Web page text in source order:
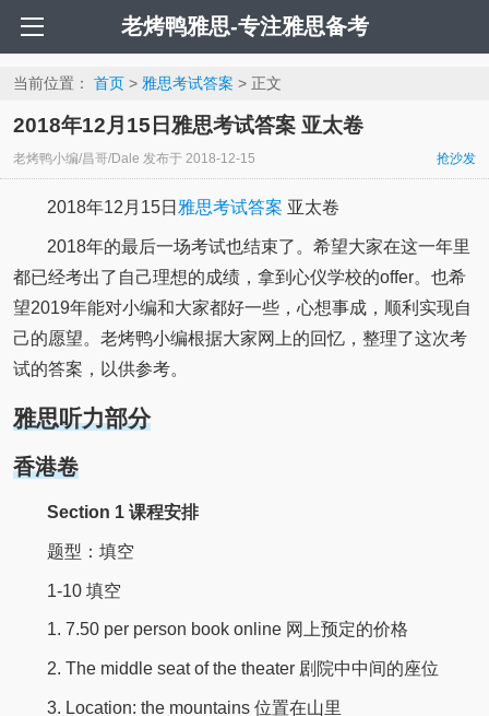
老烤鸭雅思-专注雅思备考
当前位置： 首页> 雅思考试答案 > 正文
2018年12月15日雅思考试答案 亚太卷
老烤鸭小编/昌哥/Dale 发布于 2018-12-15 抢沙发
2018年12月15日 雅思考试答案 亚太卷
2018年的最后一场考试也结束了。希望大家在这一年里
都已经考出了自己理想的成绩，拿到心仪学校的offer。也希
望2019年能对小编和大家都好一些，心想事成，顺利实现自
己的愿望。老烤鸭小编根据大家网上的回忆，整理了这次考
试的答案，以供参考。
雅思听力部分
香港卷
Section 1 课程安排
题型：填空
1-10 填空
1. 7.50 per person book online 网上预定的价格
2. The middle seat of the theater 剧院中中间的座位
3. Location: the mountains 位置在山里